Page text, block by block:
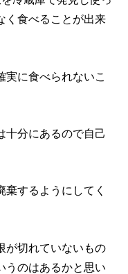
く食べることが出来
実に食べられないこ
十分にあるので自己
するようにしてく
が切れていないもの
うのはあるかと思い